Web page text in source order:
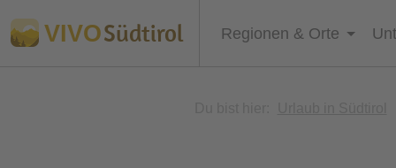
VIVOSüdtirol Regionen & Orte